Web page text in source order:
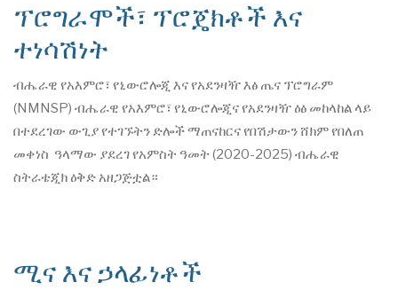
ፕሮግራሞች፣ ፕሮጄክቶች እና
ተነሳሽነት
ብሔራዊ የአእምሮ፣ የኒውሮሎጂ እና የአደንዛዥ እፅ ጤና ፕሮግራም
(NMNSP) ብሔራዊ የአእምሮ፣ የኒውሮሎጂና የአደንዛዥ ዕፅ መከላከል ላይ
በተደረገው ውጊያ የተገኙትን ድሎች ማጠናከርና የበሽታውን ሸክም የበለጠ
መቀነስ ዓላማው ያደረገ የአምስት ዓመት (2020-2025) ብሔራዊ
ስትራቴጂክ ዕቅድ አዘጋጅቷል።
ሚና እና ኃላፊነቶች